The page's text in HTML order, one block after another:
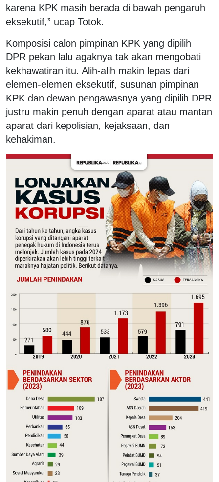
karena KPK masih berada di bawah pengaruh
eksekutif,” ucap Totok.
Komposisi calon pimpinan KPK yang dipilih
DPR pekan lalu agaknya tak akan mengobati
kekhawatiran itu. Alih-alih makin lepas dari
elemen-elemen eksekutif, susunan pimpinan
KPK dan dewan pengawasnya yang dipilih DPR
justru makin penuh dengan aparat atau mantan
aparat dari kepolisian, kejaksaan, dan
kehakiman.